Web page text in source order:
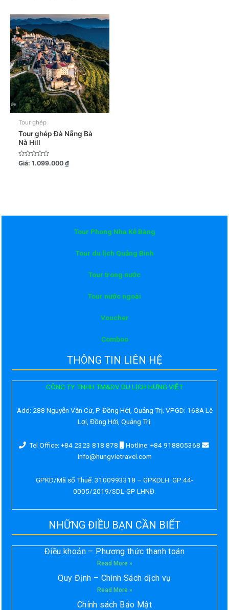
Tour ghép
Tour ghép Đà Nẵng Bà
Nà Hill
Được
xếp
Giá: 1.099.000₫
Tour Phong Nha Kẻ Bàng
Tour du lịch Quảng Bình
Tour trong nước
Tour nước ngoài
Voucher
Comboo
THÔNG TIN LIÊN HỆ
CÔNG TY TNHH TM&DV DU LỊCH HƯNG VIỆT
Add: 288 Nguyễn Văn Cừ, P. Đồng Hới, Quảng Trị. VPGD: 168A Lê
Lợi, Đồng Hới, Quảng Trị.
Tel Office: +84 2323 818 878
Hotline: +84 918805368
info@hungvietravel.com
GPKD/Mã số Thuế: 3100993318 – GPKDLH: GP:44-
0005/2019/SDL-GP LHNĐ.
NHỮNG ĐIỀU BẠN CẦN BIẾT
Điều khoản – Phương thức thanh toán
Read More »
Quy Định – Chính Sách dịch vụ
Read More »
Chính sách Bảo Mật